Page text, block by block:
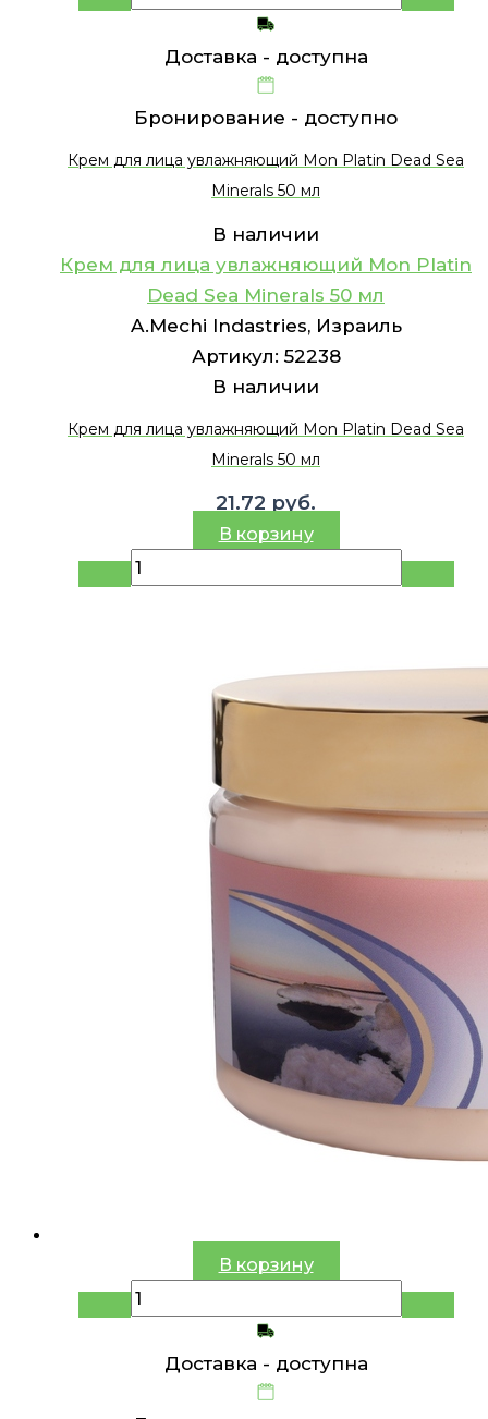
Доставка - доступна
Бронирование - доступно
Крем для лица увлажняющий Mon Platin Dead Sea
Minerals 50 мл
В наличии
Крем для лица увлажняющий Mon Platin
Dead Sea Minerals 50 мл
A.Mechi Indastries, Израиль
Артикул: 52238
В наличии
Крем для лица увлажняющий Mon Platin Dead Sea
Minerals 50 мл
21.72 руб.
В корзину
В корзину
Доставка - доступна